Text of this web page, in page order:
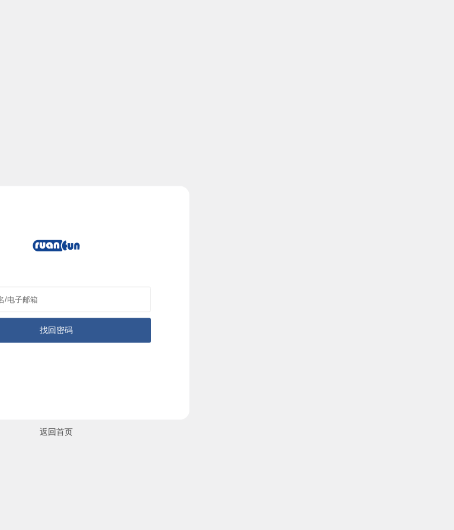
返回首页